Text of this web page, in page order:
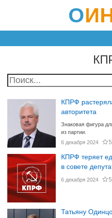
О
КПРФ
авторитета
Знаковая фигура
из партии.
6 декабря 2024
5
КПРФ теряет
в совете
6 декабря 2024 5
Татьяну